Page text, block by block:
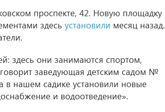
проспекте, 42. Новую площадку
здесь установили месяц назад.
здесь они занимаются спортом,
заведующая детским садом №
нашем садике установили новые
и водоотведение».